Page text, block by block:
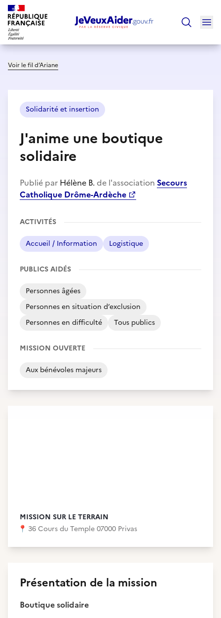
Voir le fil d’Ariane
Solidarité et insertion
J'anime une boutique
solidaire
Publié par Hélène B. de l'association Secours
Catholique Drôme-Ardèche
ACTIVITÉS
Accueil / Information Logistique
PUBLICS AIDÉS
Personnes âgées
Personnes en situation d’exclusion
Personnes en difficulté
Tous publics
MISSION OUVERTE
Aux bénévoles majeurs
MISSION SUR LE TERRAIN
📍 36 Cours du Temple 07000 Privas
Présentation de la mission
Boutique solidaire